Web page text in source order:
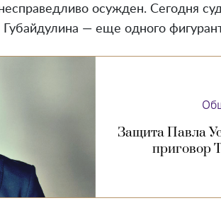
осужден. Сегодня
— еще одного
Защита Павла
приговор